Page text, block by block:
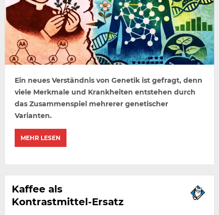
Ein neues Verständnis von Genetik ist gefragt, denn
viele Merkmale und Krankheiten entstehen durch
das Zusammenspiel mehrerer genetischer
Varianten.
MEHR LESEN
Kaffee als
Kontrastmittel-Ersatz